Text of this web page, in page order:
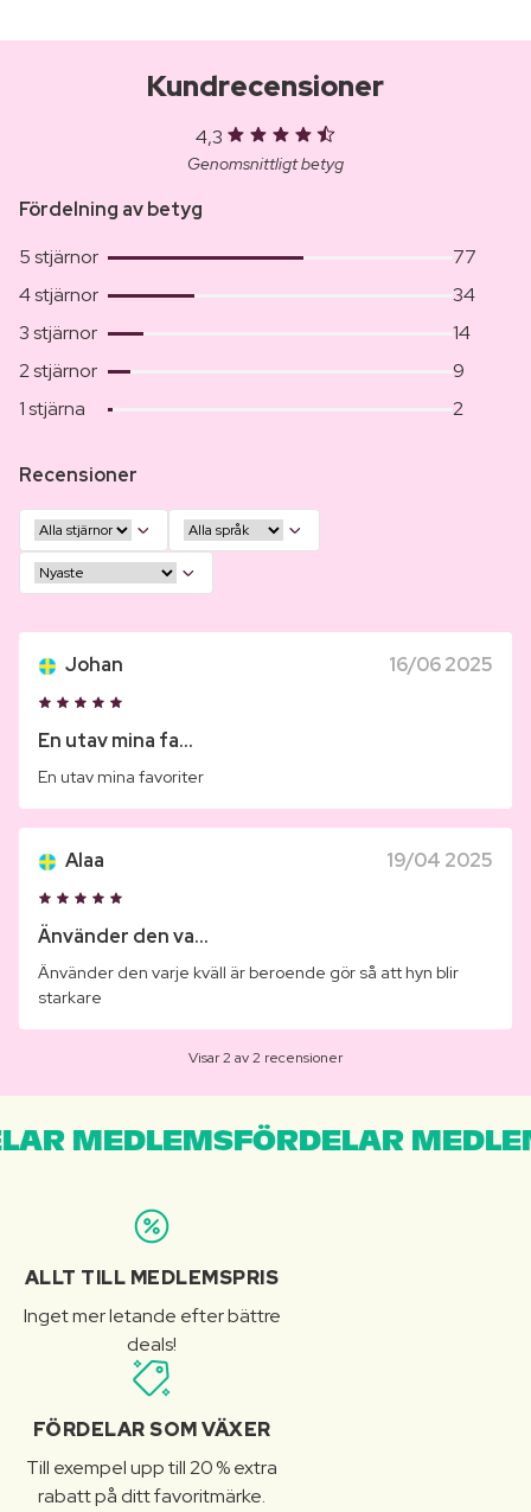
Kundrecensioner
4,3
Genomsnittligt betyg
Fördelning av betyg
5 stjärnor
77
4 stjärnor
34
3 stjärnor
14
2 stjärnor
9
1 stjärna
2
Recensioner
Johan 16/06 2025
En utav mina fa...
En utav mina favoriter
Alaa 19/04 2025
Änvänder den va...
Änvänder den varje kväll är beroende gör så att hyn blir
starkare
Visar 2 av 2 recensioner
MEDLEMSFÖRDELAR
ALLT TILL MEDLEMSPRIS
Inget mer letande efter bättre
deals!
FÖRDELAR SOM VÄXER
Till exempel upp till 20 % extra
rabatt på ditt favoritmärke.